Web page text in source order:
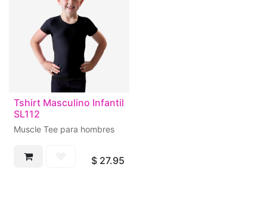
Tshirt Masculino Infantil
SL112
Muscle Tee para hombres
$ 27.95